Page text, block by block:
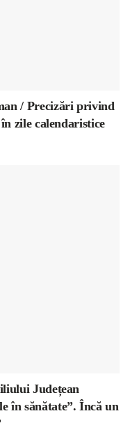
/ Precizări privind
zile calendaristice
Județean
în sănătate”. Încă un